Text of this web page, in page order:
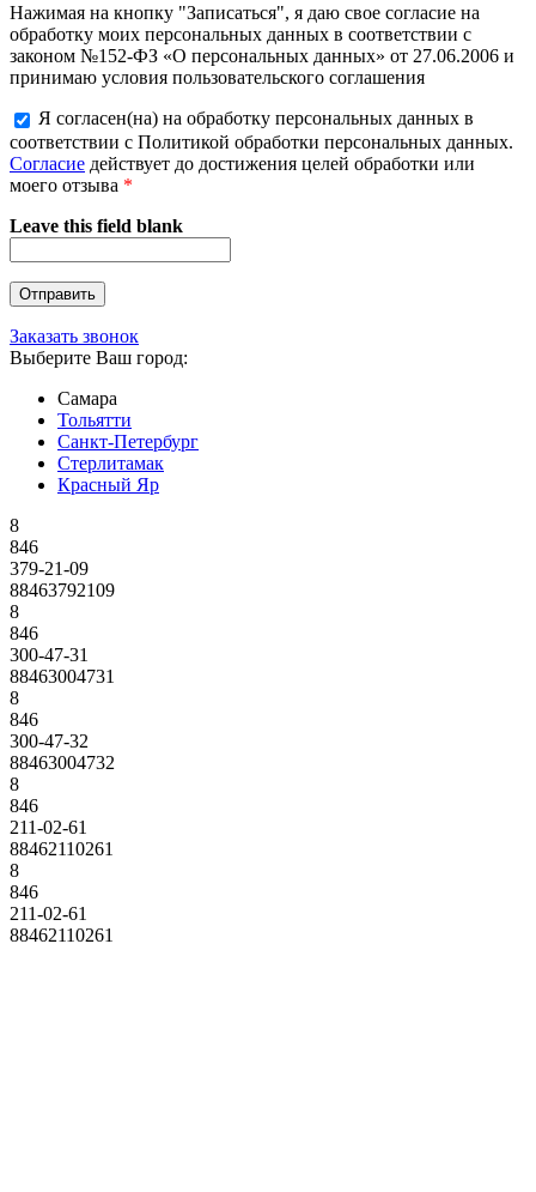
Нажимая на кнопку "Записаться", я даю свое согласие на
обработку моих персональных данных в соответствии с
законом №152-ФЗ «О персональных данных» от 27.06.2006 и
принимаю условия пользовательского соглашения
Я согласен(на) на обработку персональных данных в
соответствии с Политикой обработки персональных данных.
Согласие действует до достижения целей обработки или
моего отзыва *
Leave this field blank
Заказать звонок
Выберите Ваш город:
Самара
Тольятти
Санкт-Петербург
Стерлитамак
Красный Яр
8
846
379-21-09
88463792109
8
846
300-47-31
88463004731
8
846
300-47-32
88463004732
8
846
211-02-61
88462110261
8
846
211-02-61
88462110261